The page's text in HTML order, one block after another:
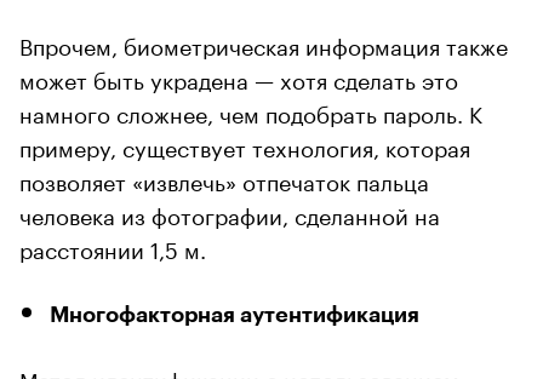
Впрочем, биометрическая информация также
может быть украдена — хотя сделать это
намного сложнее, чем подобрать пароль. К
примеру, существует технология, которая
позволяет «извлечь» отпечаток пальца
человека из фотографии, сделанной на
расстоянии 1,5 м.
Многофакторная аутентификация